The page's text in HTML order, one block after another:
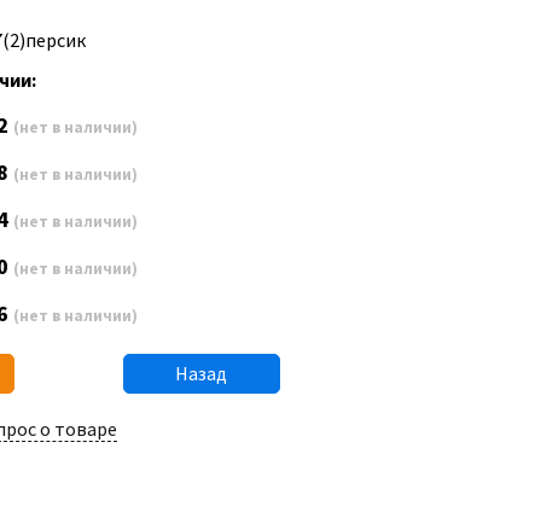
(нет в наличии)
(нет в наличии)
(нет в наличии)
(нет в наличии)
(нет в наличии)
Назад
о товаре